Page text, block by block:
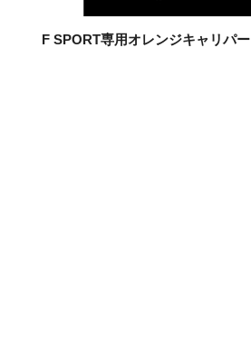
F SPORT専用オレンジキャリパー